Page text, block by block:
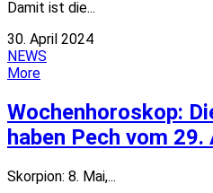
Damit ist die...
30. April 2024
NEWS
More
Wochenhoroskop:
haben Pech vom
Skorpion: 8. Mai,...